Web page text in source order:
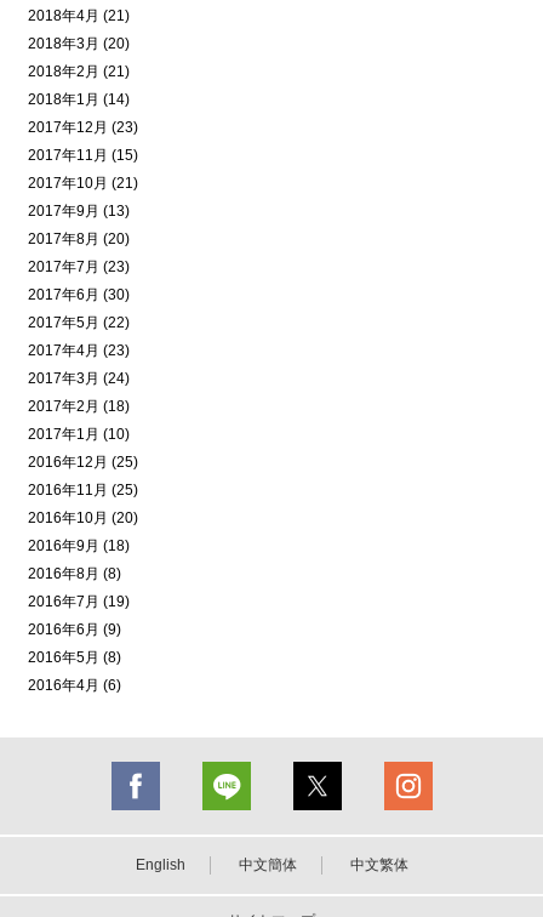
2018年4月 (21)
2018年3月 (20)
2018年2月 (21)
2018年1月 (14)
2017年12月 (23)
2017年11月 (15)
2017年10月 (21)
2017年9月 (13)
2017年8月 (20)
2017年7月 (23)
2017年6月 (30)
2017年5月 (22)
2017年4月 (23)
2017年3月 (24)
2017年2月 (18)
2017年1月 (10)
2016年12月 (25)
2016年11月 (25)
2016年10月 (20)
2016年9月 (18)
2016年8月 (8)
2016年7月 (19)
2016年6月 (9)
2016年5月 (8)
2016年4月 (6)
English 中文簡体 中文繁体